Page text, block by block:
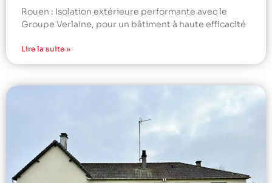
Rouen : Isolation extérieure performante avec le
Groupe Verlaine, pour un bâtiment à haute efficacité
Lire la suite »